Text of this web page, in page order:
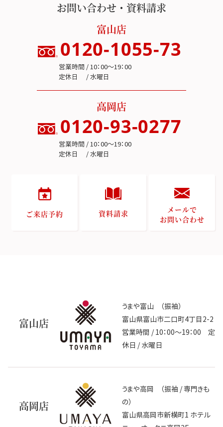
お問い合わせ・資料請求
富山店
0120-1055-73
営業時間 / 10：00～19：00
定休日 / 水曜日
高岡店
0120-93-0277
営業時間 / 10：00～19：00
定休日 / 水曜日
ご来店予約 資料請求
メールで
お問い合わせ
富山店
うまや富山 （振袖）
富山県富山市二口町4丁目2-2
営業時間 / 10：00～19：00 定
休日 / 水曜日
高岡店
うまや高岡 （振袖 / 専門きも
の）
富山県高岡市新横町1 ホテル